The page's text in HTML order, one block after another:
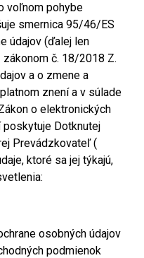
voľnom pohybe
smernica 95/46/ES
údajov (ďalej len
zákonom č. 18/2018 Z.
a o zmene a
znení a v súlade
o elektronických
poskytuje Dotknutej
Prevádzkovateľ (
ktoré sa jej týkajú,
osobných údajov
podmienok